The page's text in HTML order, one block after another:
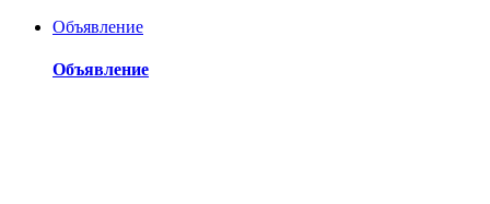
Объявление
Объявление